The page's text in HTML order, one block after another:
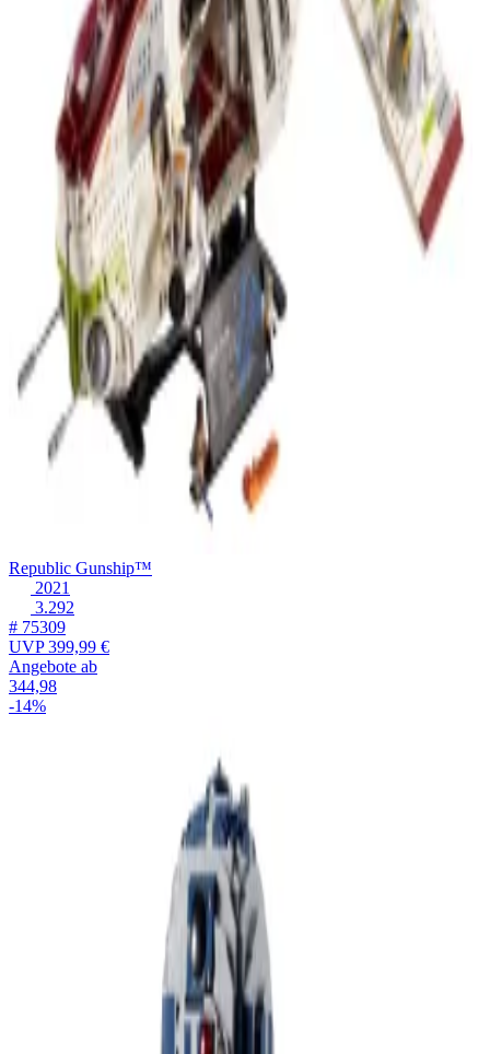
Republic Gunship™
2021
3.292
# 75309
UVP399,99 €
Angebote ab
344,98
-14%